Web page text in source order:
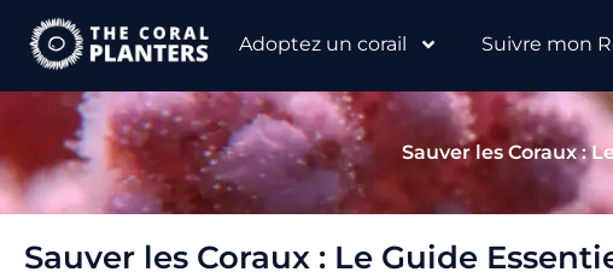
Adoptez un corail Suivre mon
Sauver les Coraux :
Sauver les Coraux : Le Guide